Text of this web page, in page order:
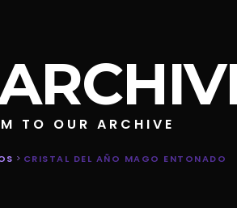
TO OUR ARCHIVE
> CRISTAL DEL AÑO MAGO ENTONADO